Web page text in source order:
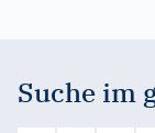
Suche im